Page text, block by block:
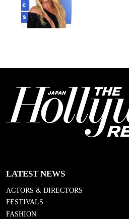
LATEST NEWS
ACTORS & DIRECTORS
FESTIVALS
FASHION